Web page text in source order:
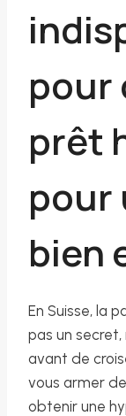
pour
prêt
pour
bien
En Suisse, la
pas un
avant de
vous armer
obtenir une